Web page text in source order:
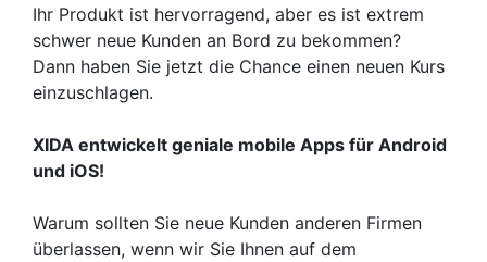
Ihr Produkt ist hervorragend, aber es ist extrem
schwer neue Kunden an Bord zu bekommen?
Dann haben Sie jetzt die Chance einen neuen Kurs
einzuschlagen.
XIDA entwickelt geniale mobile Apps für Android
und iOS!
Warum sollten Sie neue Kunden anderen Firmen
überlassen, wenn wir Sie Ihnen auf dem